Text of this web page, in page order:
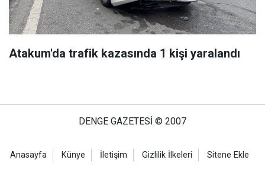
Atakum'da trafik kazasında 1 kişi yaralandı
DENGE GAZETESİ © 2007
Anasayfa Künye İletişim Gizlilik İlkeleri Sitene Ekle